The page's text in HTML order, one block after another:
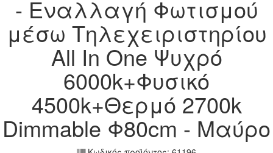
- Εναλλαγή Φωτισμού
μέσω Τηλεχειριστηρίου
All In One Ψυχρό
6000k+Φυσικό
4500k+Θερμό 2700k
Dimmable Φ80cm - Μαύρο